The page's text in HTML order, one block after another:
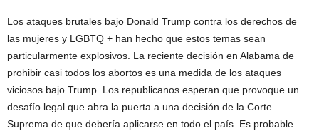
Los ataques brutales bajo Donald Trump contra los derechos de
las mujeres y LGBTQ + han hecho que estos temas sean
particularmente explosivos. La reciente decisión en Alabama de
prohibir casi todos los abortos es una medida de los ataques
viciosos bajo Trump. Los republicanos esperan que provoque un
desafío legal que abra la puerta a una decisión de la Corte
Suprema de que debería aplicarse en todo el país. Es probable